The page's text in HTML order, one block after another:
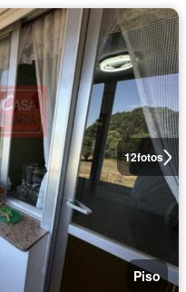
12fotos
Piso